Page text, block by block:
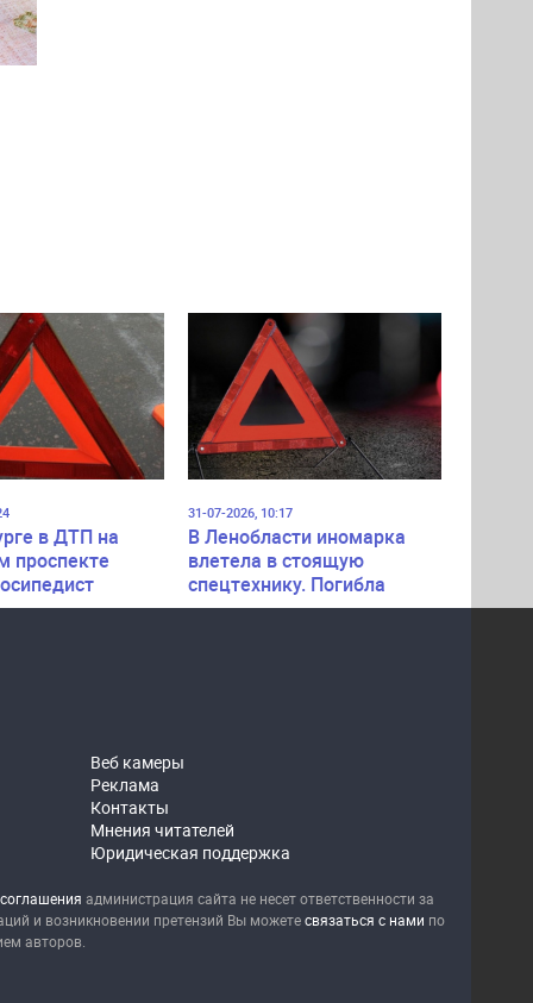
в ДТП на
проспекте
31-07-2026, 10:17
В Ленобласти иномарка
влетела в стоящую
спецтехнику. Погибла
пассажирка легковушки
Веб камеры
Реклама
Контакты
Мнения читателей
Юридическая поддержка
администрация сайта не несет ответственности за
и возникновении претензий Вы можетесвязаться с нами по
авторов.